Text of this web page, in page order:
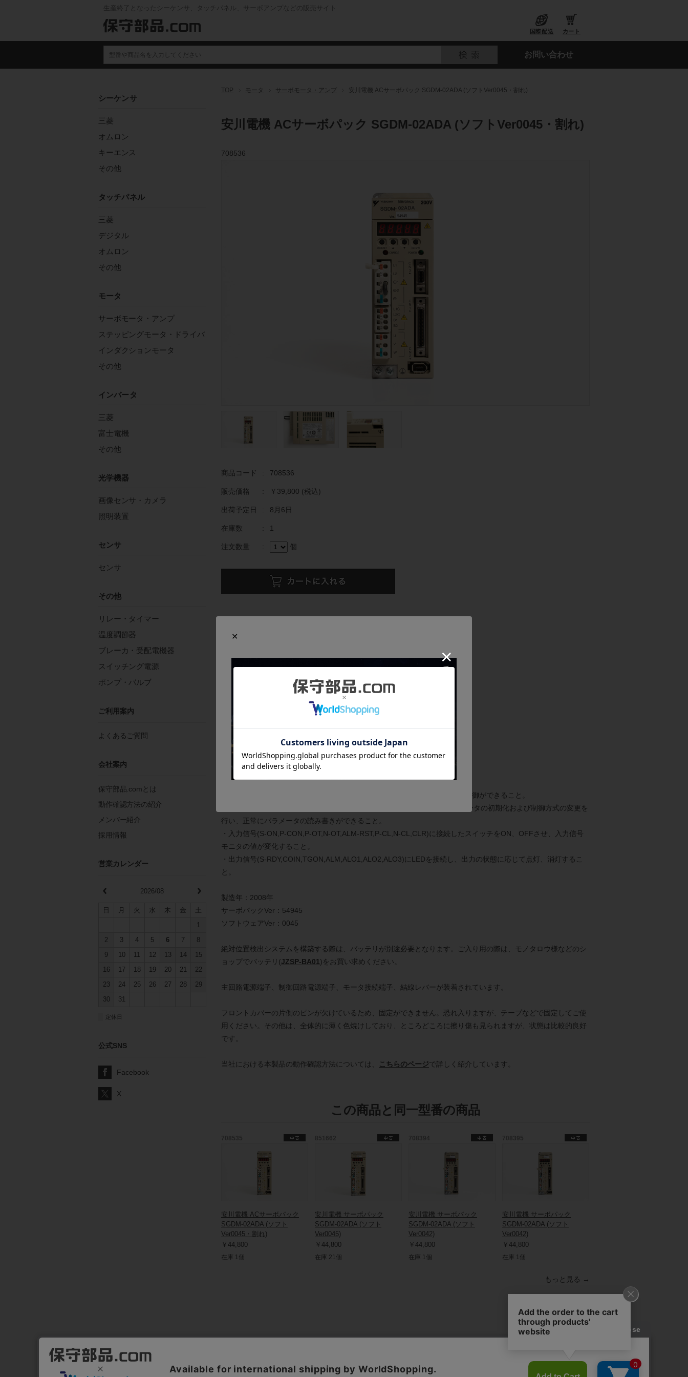
生産終了となったシーケンサ、タッチパネル、サーボアンプなどの販売サイト
国際配送 カート
お問い合わせ
TOP モータ サーボモータ・アンプ 安川電機 ACサーボパック SGDM-02ADA (ソフトVer0045・割れ)
安川電機 ACサーボパック SGDM-02ADA (ソフトVer0045・割れ)
708536
商品コード : 708536
販売価格 : ￥39,800 (税込)
出荷予定日 : 8月6日
在庫数 : 1
注文数量 : 個
電源電圧：単相200-230V 50/60Hz
制御形態：速度、トルク、位置制御用
詳細は
商品の状態
正常に動作することを確認しました。下記の確認を行っています。
・モータ(SGMAH-02AAA2B)を接続し、正確な位置決め動作、速度・トルク制御ができること。
・SigmaWin+(ACサーボドライブエンジニアリングツール)を用いて、パラメータの初期化および制御方式の変更を
行い、正常にパラメータの読み書きができること。
・入力信号(S-ON,P-CON,P-OT,N-OT,ALM-RST,P-CL,N-CL,CLR)に接続したスイッチをON、OFFさせ、入力信号
モニタの値が変化すること。
・出力信号(S-RDY,COIN,TGON,ALM,ALO1,ALO2,ALO3)にLEDを接続し、出力の状態に応じて点灯、消灯するこ
と。
製造年：2008年
サーボパックVer：54945
ソフトウェアVer：0045
絶対位置検出システムを構築する際は、バッテリが別途必要となります。ご入り用の際は、モノタロウ様などのシ
ョップでバッテリ(JZSP-BA01 )をお買い求めください。
主回路電源端子、制御回路電源端子、モータ接続端子、結線レバーが装着されています。
フロントカバーの片側のピンが欠けているため、固定ができません。恐れ入りますが、テープなどで固定してご使
用ください。その他は、全体的に薄く色焼けしており、ところどころに擦り傷も見られますが、状態は比較的良好
です。
当社における本製品の動作確認方法については、 こちらのページで詳しく紹介しています。
この商品と同一型番の商品
安川電機 ACサーボパック
SGDM-02ADA (ソフト
Ver0045・割れ)
￥44,800
在庫 1個
安川電機 サーボパック
SGDM-02ADA (ソフト
Ver0045)
￥44,800
在庫 21個
安川電機 サーボパック
SGDM-02ADA (ソフト
Ver0042)
￥44,800
在庫 1個
安川電機 サーボパック
SGDM-02ADA (ソフト
Ver0042)
￥44,800
在庫 1個
もっと見る →
シーケンサ
三菱
オムロン
キーエンス
その他
タッチパネル
三菱
デジタル
オムロン
その他
モータ
サーボモータ・アンプ
ステッピングモータ・ドライバ
インダクションモータ
その他
インバータ
三菱
富士電機
その他
光学機器
画像センサ・カメラ
照明装置
センサ
センサ
その他
リレー・タイマー
温度調節器
ブレーカ・受配電機器
スイッチング電源
ポンプ・バルブ
ご利用案内
よくあるご質問
会社案内
保守部品.comとは
動作確認方法の紹介
メンバー紹介
採用情報
営業カレンダー
2026/08
日 月 火 水 木 金
1
2
3 4 5 6 7
8
9
10 11 12 13 14
15
16
17 18 19 20 21
22
23
24 25 26 27 28
29
30
31
定休日
公式SNS
Facebook
X
国際配送
動作確認方法の紹介